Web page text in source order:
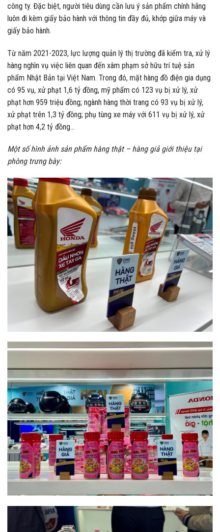
công ty. Đặc biệt, người tiêu dùng cần lưu ý sản phẩm chính hãng
luôn đi kèm giấy bảo hành với thông tin đầy đủ, khớp giữa máy và
giấy bảo hành.
Từ năm 2021-2023, lực lượng quản lý thị trường đã kiểm tra, xử lý
hàng nghìn vụ việc liên quan đến xâm phạm sở hữu trí tuệ sản
phẩm Nhật Bản tại Việt Nam. Trong đó, mặt hàng đồ điện gia dụng
có 95 vụ, xử phạt 1,6 tỷ đồng, mỹ phẩm có 123 vụ bị xử lý, xử
phạt hơn 959 triệu đồng; ngành hàng thời trang có 93 vụ bị xử lý,
xử phạt trên 1,3 tỷ đồng; phụ tùng xe máy với 611 vụ bị xử lý, xử
phạt hơn 4,2 tỷ đồng…
Một số hình ảnh sản phẩm hàng thật – hàng giả giới thiệu tại
phòng trưng bày: